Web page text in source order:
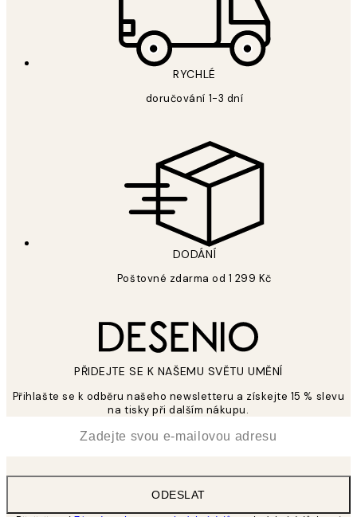
RYCHLÉ
doručování 1-3 dní
DODÁNÍ
Poštovné zdarma od 1 299 Kč
PŘIDEJTE SE K NAŠEMU SVĚTU UMĚNÍ
Přihlašte se k odběru našeho newsletteru a získejte 15 % slevu
na tisky při dalším nákupu.
ODESLAT